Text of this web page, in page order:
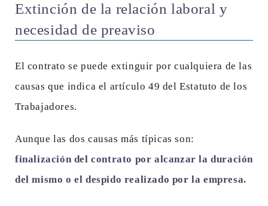
Extinción de la relación laboral y
necesidad de preaviso
El contrato se puede extinguir por cualquiera de las
causas que indica el artículo 49 del Estatuto de los
Trabajadores.
Aunque las dos causas más típicas son:
finalización del contrato por alcanzar la duración
del mismo o el despido realizado por la empresa.